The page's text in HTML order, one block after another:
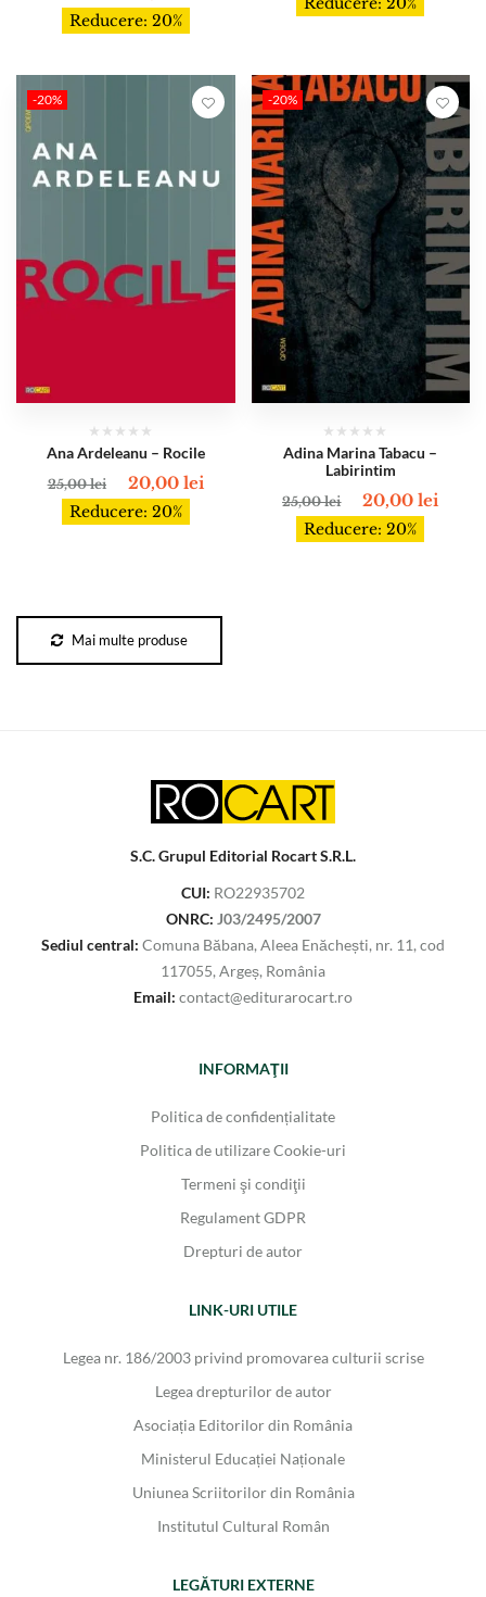
Reducere: 20%
-20%
Ana Ardeleanu – Rocile
25,00lei 20,00 lei
Reducere: 20%
-20%
Adina Marina Tabacu –
Labirintim
25,00lei 20,00lei
Reducere: 20%
Mai multe produse
S.C. Grupul Editorial Rocart S.R.L.
CUI: RO22935702
ONRC: J03/2495/2007
Sediul central: Comuna Băbana, Aleea Enăchești, nr. 11, cod
117055, Argeș, România
Email: contact@editurarocart.ro
INFORMAŢII
Politica de confidențialitate
Politica de utilizare Cookie-uri
Termeni şi condiţii
Regulament GDPR
Drepturi de autor
LINK-URI UTILE
Legea nr. 186/2003 privind promovarea culturii scrise
Legea drepturilor de autor
Asociația Editorilor din România
Ministerul Educației Naționale
Uniunea Scriitorilor din România
Institutul Cultural Român
LEGĂTURI EXTERNE